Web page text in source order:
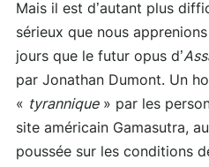
Mais il est d’autant plus
sérieux que nous
jours que le futur opus d’
par Jonathan Dumont. Un
« tyrannique» par les
site américain Gamasutra,
poussée sur les conditions